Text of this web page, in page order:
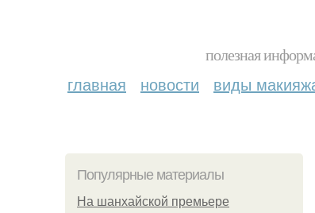
полезная
главная новости виды
Популярные материалы
На шанхайской премьере